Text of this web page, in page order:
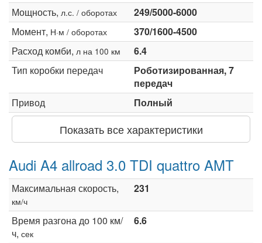
Мощность, л.с. / оборотах
249/5000-6000
Момент, Н·м / оборотах
370/1600-4500
Расход комби, л на 100 км
6.4
Тип коробки передач
Роботизированная, 7
передач
Привод
Полный
Показать все характеристики
Audi A4 allroad 3.0 TDI quattro AMT
Максимальная скорость,
км/ч
231
Время разгона до 100 км/
ч, сек
6.6